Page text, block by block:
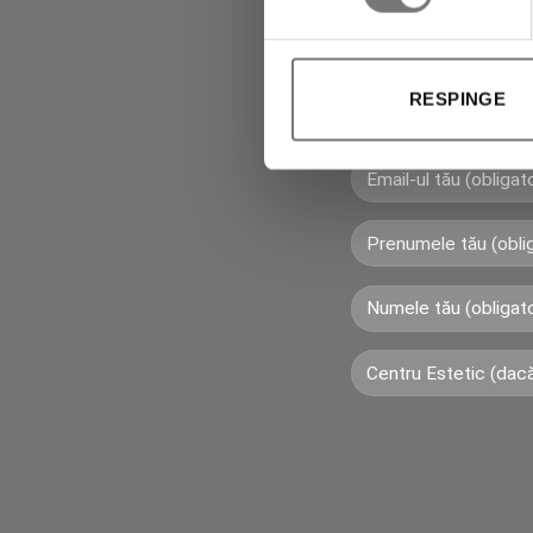
RESPINGE
primi